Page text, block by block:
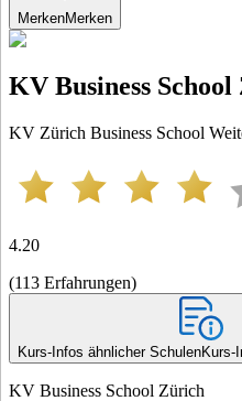
MerkenMerken
KV Business
KV Zürich Business School
4.20
(113 Erfahrungen)
Kurs-Infos ähnlicher SchulenKurs-
KV Business School Zürich